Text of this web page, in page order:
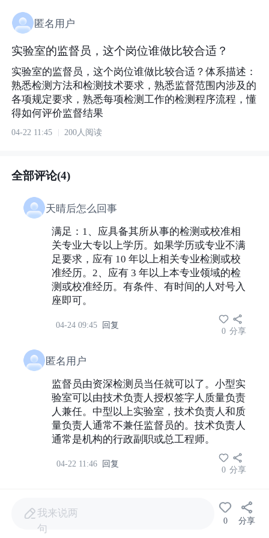
匿名用户
实验室的监督员，这个岗位谁做比较合适？
实验室的监督员，这个岗位谁做比较合适？体系描述：
熟悉检测方法和检测技术要求，熟悉监督范围内涉及的
各项规定要求，熟悉每项检测工作的检测程序流程，懂
得如何评价监督结果
04-22 11:45 200人阅读
全部评论(4)
天晴后怎么回事
满足：1、应具备其所从事的检测或校准相
关专业大专以上学历。如果学历或专业不满
足要求，应有 10 年以上相关专业检测或校
准经历。2、应有 3 年以上本专业领域的检
测或校准经历。有条件、有时间的人对号入
座即可。
04-24 09:45 回复
0 分享
匿名用户
监督员由资深检测员当任就可以了。小型实
验室可以由技术负责人授权签字人质量负责
人兼任。中型以上实验室，技术负责人和质
量负责人通常不兼任监督员的。技术负责人
通常是机构的行政副职或总工程师。
04-22 11:46 回复
0 分享
监督员日常监督是侧重检测过程中还
我来说两
句
0 分享